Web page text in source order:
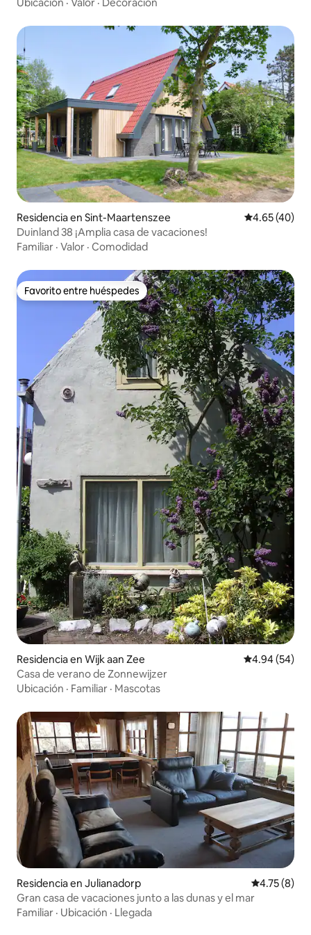
Residencia en Sint-Maartenszee Calificación
4.65 (40)
Duinland 38 ¡Amplia casa de vacaciones!
Familiar · Valor · Comodidad
Favorito entre huéspedes
Favorito entre huéspedes
Residencia en Wijk aan Zee Calificación
4.94 (54)
Casa de verano de Zonnewijzer
Ubicación · Familiar · Mascotas
Residencia en Julianadorp Calificación
4.75 (8)
Gran casa de vacaciones junto a las dunas y el mar
Familiar · Ubicación · Llegada